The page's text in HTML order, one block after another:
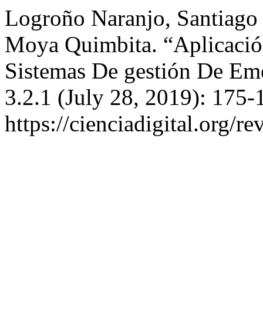
Logroño Naranjo,
Moya Quimbita.
Sistemas De gestión De
3.2.1 (July 28, 2019): 175-
https://cienciadigital.org/